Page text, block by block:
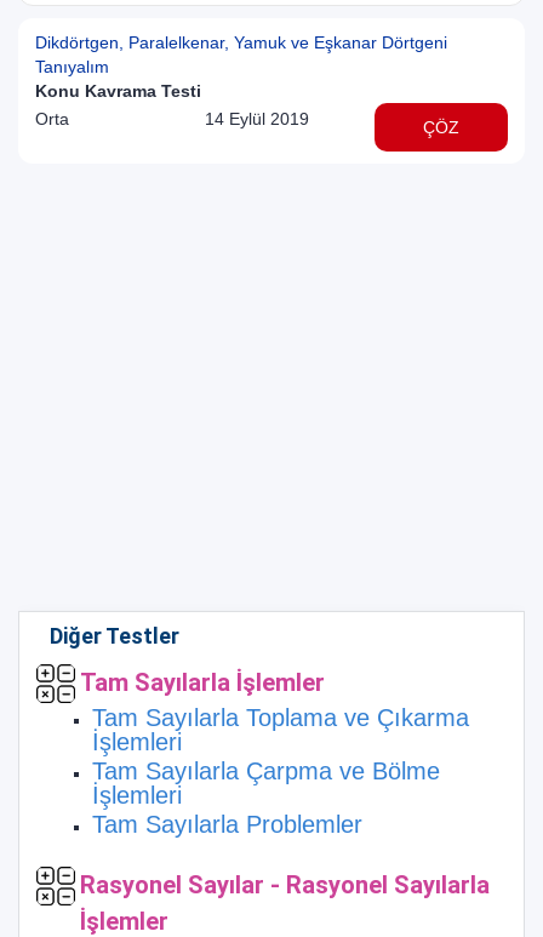
Dikdörtgen, Paralelkenar, Yamuk ve Eşkanar Dörtgeni
Tanıyalım
Konu Kavrama Testi
Orta
14 Eylül 2019 ÇÖZ
Diğer Testler
Tam Sayılarla İşlemler
Tam Sayılarla Toplama ve Çıkarma
İşlemleri
Tam Sayılarla Çarpma ve Bölme
İşlemleri
Tam Sayılarla Problemler
Rasyonel Sayılar - Rasyonel Sayılarla
İşlemler